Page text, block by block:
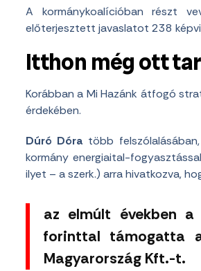
A kormánykoalícióban részt
előterjesztett javaslatot 238
Itthon még ott
Korábban a Mi Hazánk átfogó
érdekében.
Dúró Dóra több felszólalásában,
kormány energiaital-
ilyet – a szerk.) arra hivatkozva,
az elmúlt években
forinttal támogatta
Magyarország Kft.-t.